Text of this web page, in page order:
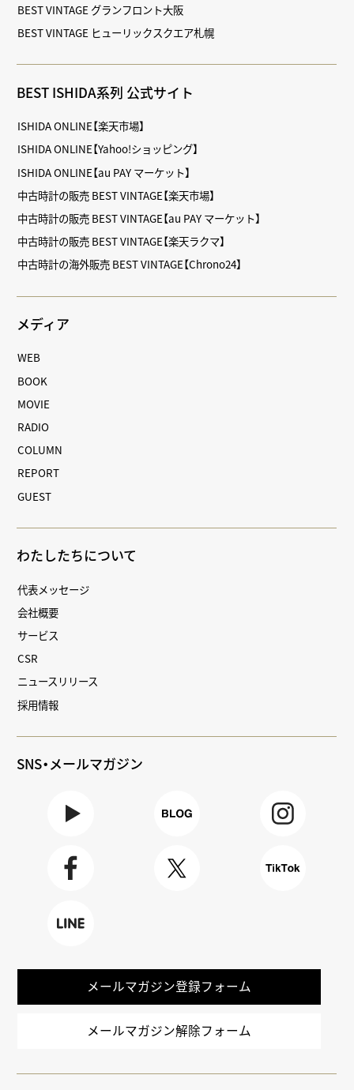
BEST VINTAGE グランフロント大阪
BEST VINTAGE ヒューリックスクエア札幌
BEST ISHIDA系列 公式サイト
ISHIDA ONLINE【楽天市場】
ISHIDA ONLINE【Yahoo!ショッピング】
ISHIDA ONLINE【au PAY マーケット】
中古時計の販売 BEST VINTAGE【楽天市場】
中古時計の販売 BEST VINTAGE【au PAY マーケット】
中古時計の販売 BEST VINTAGE【楽天ラクマ】
中古時計の海外販売 BEST VINTAGE【Chrono24】
メディア
WEB
BOOK
MOVIE
RADIO
COLUMN
REPORT
GUEST
わたしたちについて
代表メッセージ
会社概要
サービス
CSR
ニュースリリース
採用情報
SNS・メールマガジン
メールマガジン登録フォーム
メールマガジン解除フォーム